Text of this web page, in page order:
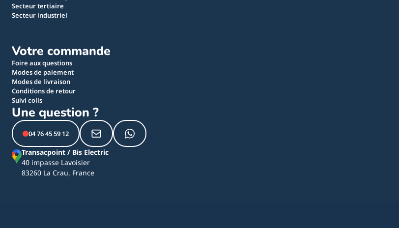
Secteur tertiaire
Secteur industriel
Votre commande
Foire aux questions
Modes de paiement
Modes de livraison
Conditions de retour
Suivi colis
Une question ?
04 76 45 59 12
Transacpoint / Bis Electric
40 impasse Lavoisier
83260 La Crau, France